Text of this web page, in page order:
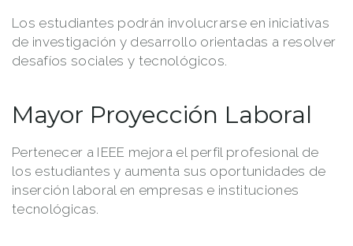
Los estudiantes podrán involucrarse en iniciativas
de investigación y desarrollo orientadas a resolver
desafíos sociales y tecnológicos.
Mayor Proyección Laboral
Pertenecer a IEEE mejora el perfil profesional de
los estudiantes y aumenta sus oportunidades de
inserción laboral en empresas e instituciones
tecnológicas.